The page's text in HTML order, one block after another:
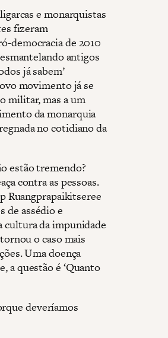
e monarquistas
fizeram
democracia de 2010
antigos
já sabem’
movimento já se
militar, mas a um
da monarquia
no cotidiano da
estão tremendo?
contra as pessoas.
Ruangprapaikitseree
de assédio e
da impunidade
o caso mais
Uma doença
a questão é ‘Quanto
deveríamos